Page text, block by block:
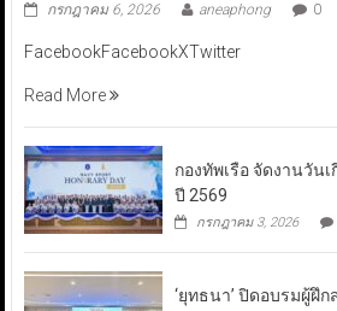
กรกฎาคม 6, 2026 aneaphong 0
FacebookFacebookXTwitter
Read More
กองทัพเรือ จัดงานวัน
ปี 2569
กรกฎาคม 3, 2026
‘ยุทธนา’ ปิดอบรมผู้ฝึ